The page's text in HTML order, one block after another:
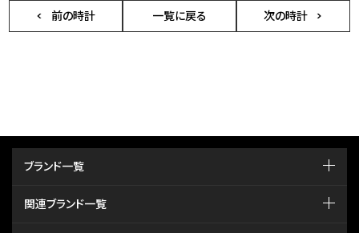
前の時計 一覧に戻る 次の時計
ブランド一覧
関連ブランド一覧